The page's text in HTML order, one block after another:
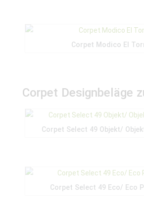
Corpet Modico El
Corpet Designbeläge
Corpet Select 49 Objekt/
Corpet Select 49 Eco/ Eco